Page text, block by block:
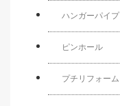
ハンガーパイプ
ピンホール
プチリフォーム